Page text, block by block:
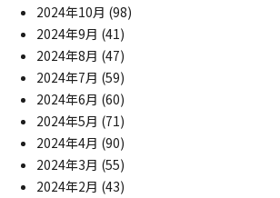
2024年10月 (98)
2024年9月 (41)
2024年8月 (47)
2024年7月 (59)
2024年6月 (60)
2024年5月 (71)
2024年4月 (90)
2024年3月 (55)
2024年2月 (43)